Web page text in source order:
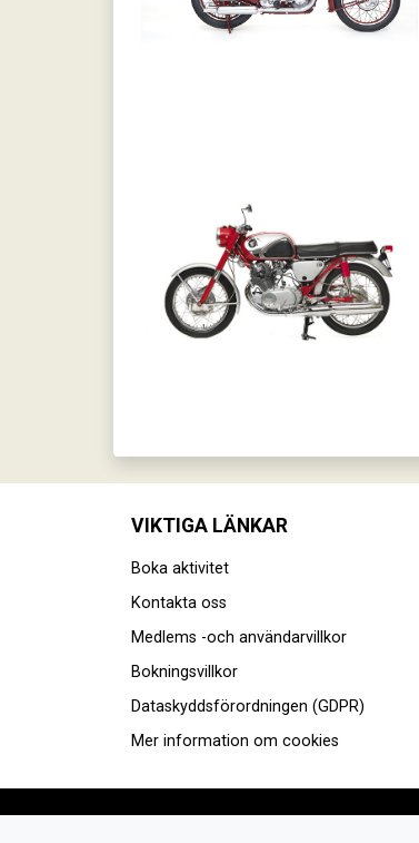
VIKTIGA LÄNKAR
Boka aktivitet
Kontakta oss
Medlems -och användarvillkor
Bokningsvillkor
Dataskyddsförordningen (GDPR)
Mer information om cookies